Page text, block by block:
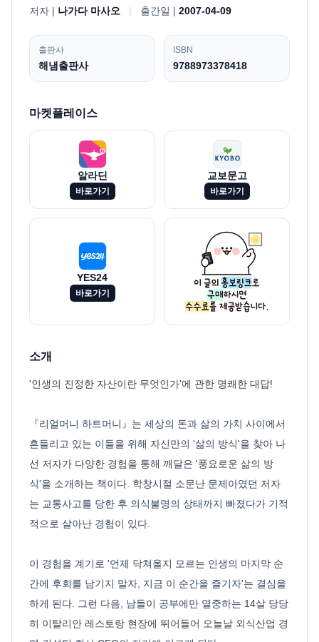
저자 | 나가다 마사오 | 출간일 | 2007-04-09
출판사
해냄출판사
ISBN
9788973378418
마켓플레이스
알라딘
바로가기
교보문고
바로가기
YES24
바로가기
소개
'인생의 진정한 자산이란 무엇인가'에 관한 명쾌한 대답!
『리얼머니 하트머니』는 세상의 돈과 삶의 가치 사이에서
흔들리고 있는 이들을 위해 자신만의 '삶의 방식'을 찾아 나
선 저자가 다양한 경험을 통해 깨달은 '풍요로운 삶의 방
식'을 소개하는 책이다. 학창시절 소문난 문제아였던 저자
는 교통사고를 당한 후 의식불명의 상태까지 빠졌다가 기적
적으로 살아난 경험이 있다.
이 경험을 계기로 '언제 닥쳐올지 모르는 인생의 마지막 순
간에 후회를 남기지 말자, 지금 이 순간을 즐기자'는 결심을
하게 된다. 그런 다음, 남들이 공부에만 열중하는 14살 당당
히 이탈리안 레스토랑 현장에 뛰어들어 오늘날 외식산업 경